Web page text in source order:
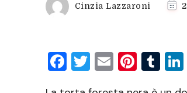
Cinzia Lazzaroni
Facebook
Twitter
Email